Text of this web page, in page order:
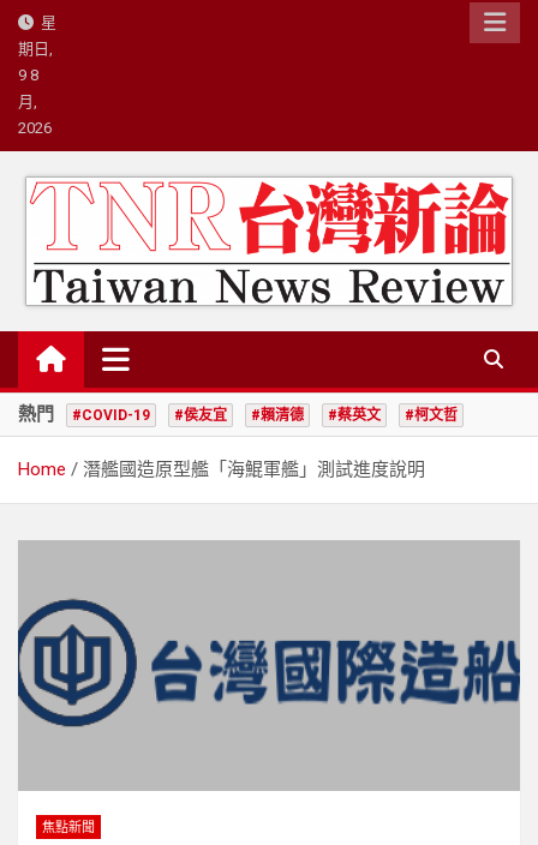
Skip
content
星
期日,
9 8
月,
2026
台灣新論/星島國際策略有限公司
熱門 #COVID-19 #侯友宜 #賴清德 #蔡英文 #柯文哲
Home 潛艦國造原型艦「海鯤軍艦」測試進度說明
焦點新聞